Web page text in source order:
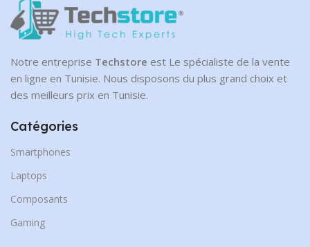
1 To
Notre entreprise Techstore est Le spécialiste de la vente
en ligne en Tunisie. Nous disposons du plus grand choix et
des meilleurs prix en Tunisie.
Catégories
Smartphones
Laptops
Composants
Gaming